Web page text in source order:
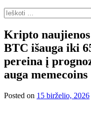
Ieškoti:
Kripto
BTC išauga iki
pereina į
auga memecoins
Posted on 15 birželio, 2026